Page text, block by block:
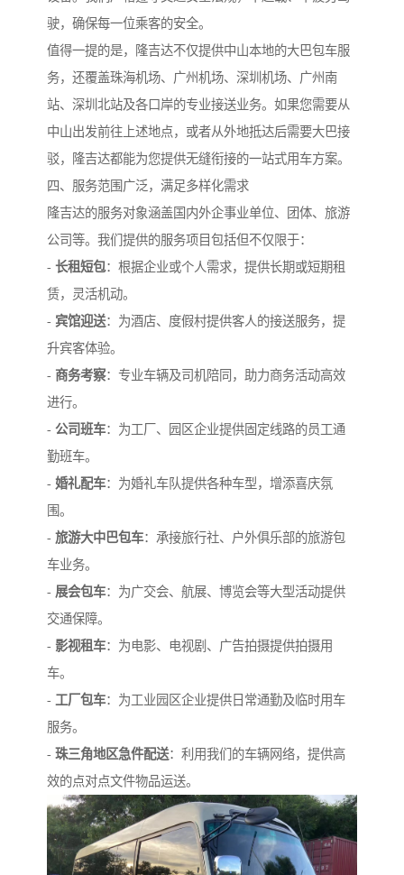
驶，确保每一位乘客的安全。
值得一提的是，隆吉达不仅提供中山本地的大巴包车服
务，还覆盖珠海机场、广州机场、深圳机场、广州南
站、深圳北站及各口岸的专业接送业务。如果您需要从
中山出发前往上述地点，或者从外地抵达后需要大巴接
驳，隆吉达都能为您提供无缝衔接的一站式用车方案。
四、服务范围广泛，满足多样化需求
隆吉达的服务对象涵盖国内外企事业单位、团体、旅游
公司等。我们提供的服务项目包括但不仅限于：
- 长租短包：根据企业或个人需求，提供长期或短期租
赁，灵活机动。
- 宾馆迎送：为酒店、度假村提供客人的接送服务，提
升宾客体验。
- 商务考察：专业车辆及司机陪同，助力商务活动高效
进行。
- 公司班车：为工厂、园区企业提供固定线路的员工通
勤班车。
- 婚礼配车：为婚礼车队提供各种车型，增添喜庆氛
围。
- 旅游大中巴包车：承接旅行社、户外俱乐部的旅游包
车业务。
- 展会包车：为广交会、航展、博览会等大型活动提供
交通保障。
- 影视租车：为电影、电视剧、广告拍摄提供拍摄用
车。
- 工厂包车：为工业园区企业提供日常通勤及临时用车
服务。
- 珠三角地区急件配送：利用我们的车辆网络，提供高
效的点对点文件物品运送。